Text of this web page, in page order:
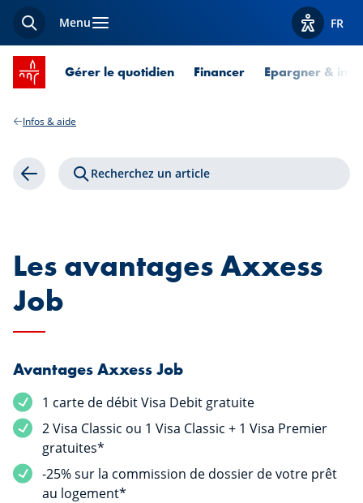
Recherche
Menu Afficher
FR
Accueil SPUERKEESS
Gérer le quotidien Financer Epargner &
Infos & aide
Retour Recherchez un article
Les avantages Axxess
Job
Avantages Axxess Job
1 carte de débit Visa Debit gratuite
2 Visa Classic ou 1 Visa Classic + 1 Visa Premier
gratuites*
-25% sur la commission de dossier de votre prêt
au logement*